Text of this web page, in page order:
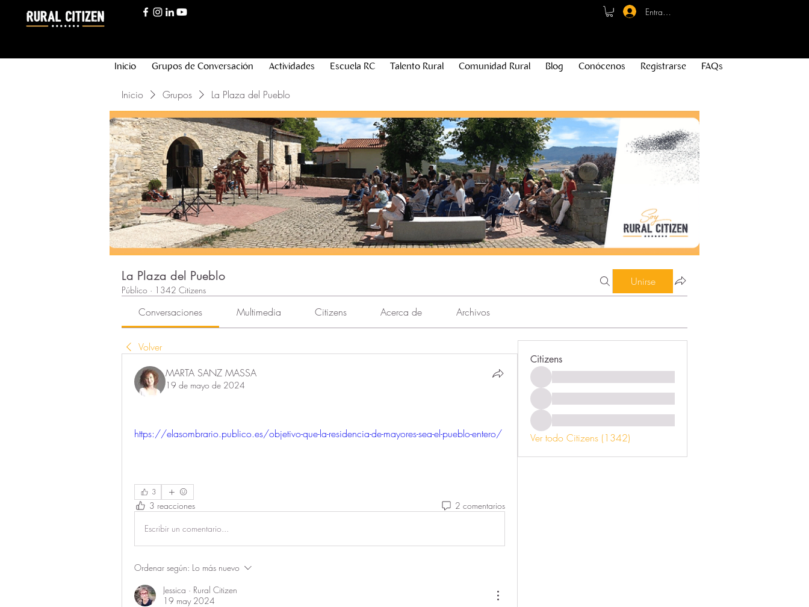
Entrar - Registro
Inicio Grupos de Conversación Actividades Escuela RC Talento Rural Comunidad Rural Blog Conócenos Registrarse FAQs
Inicio Grupos La Plaza del Pueblo
La Plaza del Pueblo
Público · 1342 Citizens
Unirse
Conversaciones Multimedia Citizens Acerca de Archivos
Volver
MARTA SANZ MASSA
19 de mayo de 2024
https://elasombrario.publico.es/objetivo-que-la-residencia-de-mayores-sea-el-pueblo-entero/
3
3 reacciones 2 comentarios
Escribir un comentario...
Ordenar según: Lo más nuevo
Jessica · Rural Citizen
19 may 2024
Citizens
Ver todo Citizens (1342)